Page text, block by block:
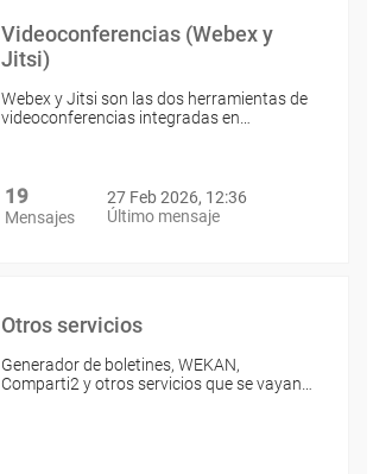
Videoconferencias (Webex y
Jitsi)
Webex y Jitsi son las dos herramientas de
videoconferencias integradas en…
19
Mensajes
27 Feb 2026, 12:36
Último mensaje
Otros servicios
Generador de boletines, WEKAN,
Comparti2 y otros servicios que se vayan…